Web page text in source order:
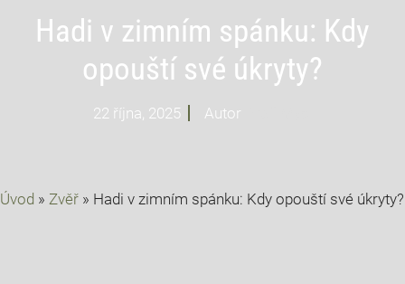
Hadi v zimním spánku: Kdy
opouští své úkryty?
22 října, 2025 Autor
Úvod » Zvěř » Hadi v zimním spánku: Kdy opouští své úkryty?